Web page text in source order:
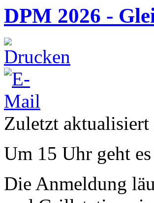
DPM 2026 -
Zuletzt
Um 15 Uhr geht
Die Anmeldung